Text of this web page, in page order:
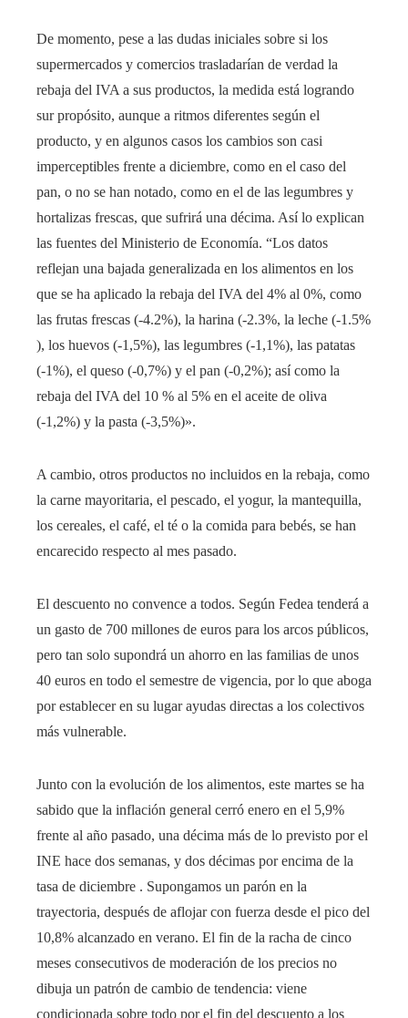
De momento, pese a las dudas iniciales sobre si los
supermercados y comercios trasladarían de verdad la
rebaja del IVA a sus productos, la medida está logrando
sur propósito, aunque a ritmos diferentes según el
producto, y en algunos casos los cambios son casi
imperceptibles frente a diciembre, como en el caso del
pan, o no se han notado, como en el de las legumbres y
hortalizas frescas, que sufrirá una décima. Así lo explican
las fuentes del Ministerio de Economía. “Los datos
reflejan una bajada generalizada en los alimentos en los
que se ha aplicado la rebaja del IVA del 4% al 0%, como
las frutas frescas (-4.2%), la harina (-2.3%, la leche (-1.5%
), los huevos (-1,5%), las legumbres (-1,1%), las patatas
(-1%), el queso (-0,7%) y el pan (-0,2%); así como la
rebaja del IVA del 10 % al 5% en el aceite de oliva
(-1,2%) y la pasta (-3,5%)».
A cambio, otros productos no incluidos en la rebaja, como
la carne mayoritaria, el pescado, el yogur, la mantequilla,
los cereales, el café, el té o la comida para bebés, se han
encarecido respecto al mes pasado.
El descuento no convence a todos. Según Fedea tenderá a
un gasto de 700 millones de euros para los arcos públicos,
pero tan solo supondrá un ahorro en las familias de unos
40 euros en todo el semestre de vigencia, por lo que aboga
por establecer en su lugar ayudas directas a los colectivos
más vulnerable.
Junto con la evolución de los alimentos, este martes se ha
sabido que la inflación general cerró enero en el 5,9%
frente al año pasado, una décima más de lo previsto por el
INE hace dos semanas, y dos décimas por encima de la
tasa de diciembre . Supongamos un parón en la
trayectoria, después de aflojar con fuerza desde el pico del
10,8% alcanzado en verano. El fin de la racha de cinco
meses consecutivos de moderación de los precios no
dibuja un patrón de cambio de tendencia: viene
condicionada sobre todo por el fin del descuento a los